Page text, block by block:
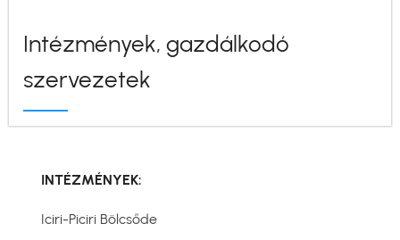
Intézmények, gazdálkodó
szervezetek
INTÉZMÉNYEK:
Iciri-Piciri Bölcsőde